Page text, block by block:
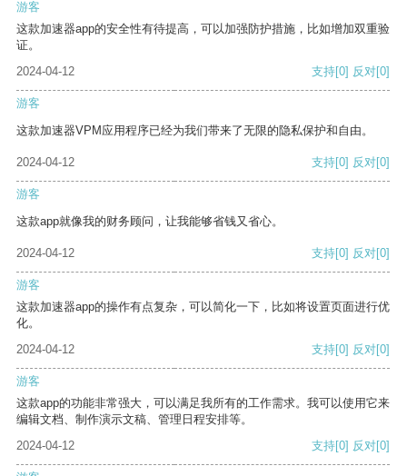
游客
这款加速器app的安全性有待提高，可以加强防护措施，比如增加双重验
证。
2024-04-12
支持[0] 反对[0]
游客
这款加速器VPM应用程序已经为我们带来了无限的隐私保护和自由。
2024-04-12 支持[0] 反对[0]
游客
这款app就像我的财务顾问，让我能够省钱又省心。
2024-04-12 支持[0] 反对[0]
游客
这款加速器app的操作有点复杂，可以简化一下，比如将设置页面进行优
化。
2024-04-12
支持[0] 反对[0]
游客
这款app的功能非常强大，可以满足我所有的工作需求。我可以使用它来
编辑文档、制作演示文稿、管理日程安排等。
2024-04-12
支持[0] 反对[0]